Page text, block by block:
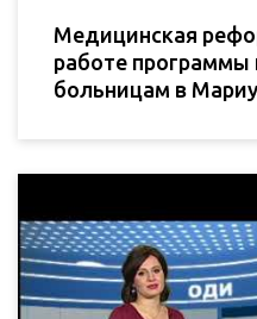
Медицинская
работе программы
больницам в